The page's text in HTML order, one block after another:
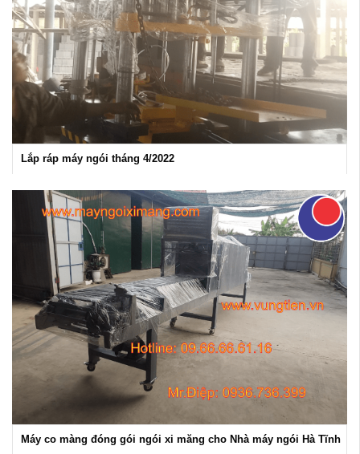
Lắp ráp máy ngói tháng 4/2022
Máy co màng đóng gói ngói xi măng cho Nhà máy ngói Hà Tĩnh